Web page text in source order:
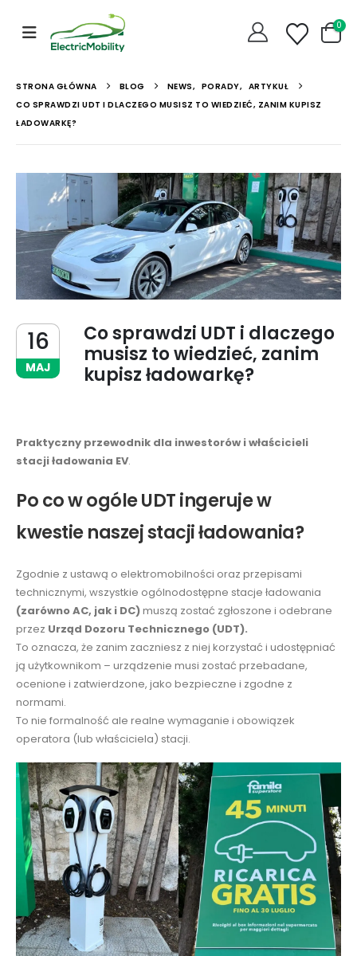
0
STRONA GŁÓWNA BLOG NEWS, PORADY, ARTYKUŁ
CO SPRAWDZI UDT I DLACZEGO MUSISZ TO WIEDZIEĆ, ZANIM KUPISZ
ŁADOWARKĘ?
16
MAJ
Co sprawdzi UDT i dlaczego
musisz to wiedzieć, zanim
kupisz ładowarkę?
Praktyczny przewodnik dla inwestorów i właścicieli
stacji ładowania EV.
Po co w ogóle UDT ingeruje w
kwestie naszej stacji ładowania?
Zgodnie z ustawą o elektromobilności oraz przepisami
technicznymi, wszystkie ogólnodostępne stacje ładowania
(zarówno AC, jak i DC)muszą zostać zgłoszone i odebrane
przez Urząd Dozoru Technicznego (UDT).
To oznacza, że zanim zaczniesz z niej korzystać i udostępniać
ją użytkownikom – urządzenie musi zostać przebadane,
ocenione i zatwierdzone, jako bezpieczne i zgodne z
normami.
To nie formalność ale realne wymaganie i obowiązek
operatora (lub właściciela) stacji.